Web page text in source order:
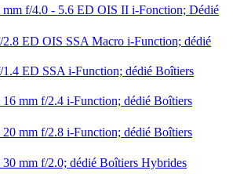
mm f/4.0 - 5.6 ED OIS II i-Fonction; Dédié
ED OIS SSA Macro i-Function; dédié
ED SSA i-Function; dédié Boîtiers
16 mm f/2.4 i-Function; dédié Boîtiers
20 mm f/2.8 i-Function; dédié Boîtiers
30 mm f/2.0; dédié Boîtiers Hybrides